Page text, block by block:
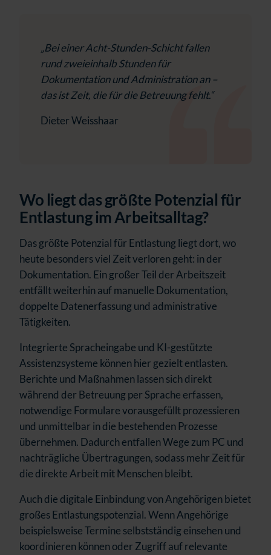
„Bei einer Acht-Stunden-Schicht fallen
rund zweieinhalb Stunden für
Dokumentation und Administration an –
das ist Zeit, die für die Betreuung fehlt.“
Dieter Weisshaar
Wo liegt das größte Potenzial für
Entlastung im Arbeitsalltag?
Das größte Potenzial für Entlastung liegt dort, wo
heute besonders viel Zeit verloren geht: in der
Dokumentation. Ein großer Teil der Arbeitszeit
entfällt weiterhin auf manuelle Dokumentation,
doppelte Datenerfassung und administrative
Tätigkeiten.
Integrierte Spracheingabe und KI-gestützte
Assistenzsysteme können hier gezielt entlasten.
Berichte und Maßnahmen lassen sich direkt
während der Betreuung per Sprache erfassen,
notwendige Formulare vorausgefüllt prozessieren
und unmittelbar in die bestehenden Prozesse
übernehmen. Dadurch entfallen Wege zum PC und
nachträgliche Übertragungen, sodass mehr Zeit für
die direkte Arbeit mit Menschen bleibt.
Auch die digitale Einbindung von Angehörigen bietet
großes Entlastungspotenzial. Wenn Angehörige
beispielsweise Termine selbstständig einsehen und
koordinieren können oder Zugriff auf relevante